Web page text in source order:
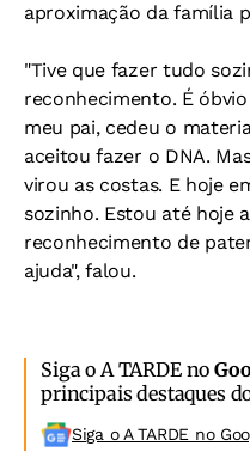
aproximação da família
"Tive que fazer tudo
reconhecimento. É
meu pai, cedeu o
aceitou fazer o DNA.
virou as costas. E hoje
sozinho. Estou até hoje
reconhecimento de
ajuda", falou.
Siga o A TARDE no
principais destaques
Siga o A TARDE no